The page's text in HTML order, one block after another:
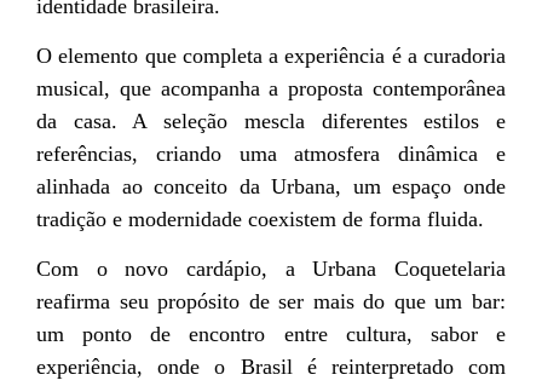
identidade brasileira.
O elemento que completa a experiência é a curadoria
musical, que acompanha a proposta contemporânea
da casa. A seleção mescla diferentes estilos e
referências, criando uma atmosfera dinâmica e
alinhada ao conceito da Urbana, um espaço onde
tradição e modernidade coexistem de forma fluida.
Com o novo cardápio, a Urbana Coquetelaria
reafirma seu propósito de ser mais do que um bar:
um ponto de encontro entre cultura, sabor e
experiência, onde o Brasil é reinterpretado com